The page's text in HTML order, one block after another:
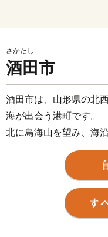
さかたし
酒田市
酒田市は、山形県の北
海が出会う港町です。
北に鳥海山を望み、海
肥沃な大地と澄んだ水
また、イチゴやメロン
江戸時代、北前船交易
の町として栄え、街中